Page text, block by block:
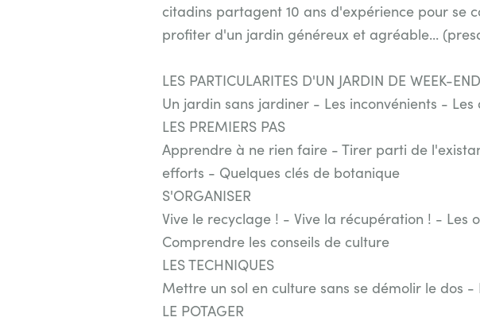
citadins partagent 10 ans d'expérience pour se
profiter d'un jardin généreux et agréable...
LES PARTICULARITES D'UN JARDIN DE WEEK-END
Un jardin sans jardiner - Les inconvénients -
LES PREMIERS PAS
Apprendre à ne rien faire - Tirer parti de
efforts - Quelques clés de botanique
S'ORGANISER
Vive le recyclage ! - Vive la récupération ! - Les
Comprendre les conseils de culture
LES TECHNIQUES
Mettre un sol en culture sans se démolir le dos
LE POTAGER